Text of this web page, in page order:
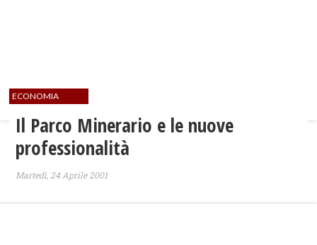
ECONOMIA
Il Parco Minerario e le nuove
professionalità
Martedì, 24 Aprile 2001